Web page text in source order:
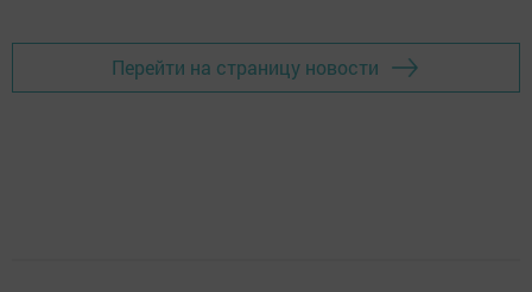
Перейти на страницу новости